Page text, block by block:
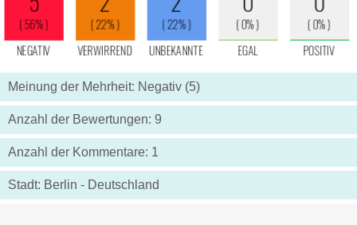
Meinung der Mehrheit: Negativ (5)
Anzahl der Bewertungen: 9
Anzahl der Kommentare: 1
Stadt: Berlin - Deutschland